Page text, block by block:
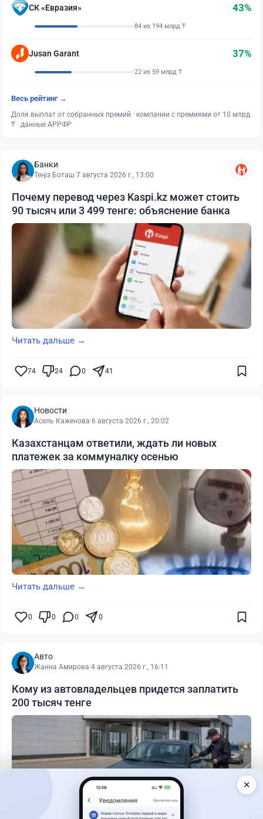
СК «Евразия» 43%
84 из 194 млрд ₸
Jusan Garant 37%
22 из 59 млрд ₸
Весь рейтинг →
Доля выплат от собранных премий · компании с премиями от 10 млрд
₸ · данные АРРФР
Банки
Теңіз Боташ·7 августа 2026 г., 13:00
Почему перевод через Kaspi.kz может стоить
90 тысяч или 3 499 тенге: объяснение банка
Читать дальше →
74 24 0 41
Новости
Асель Каженова·6 августа 2026 г., 20:02
Казахстанцам ответили, ждать ли новых
платежек за коммуналку осенью
Читать дальше →
0 0 0 0
Авто
Жанна Амирова·4 августа 2026 г., 16:11
Кому из автовладельцев придется заплатить
200 тысяч тенге
✕